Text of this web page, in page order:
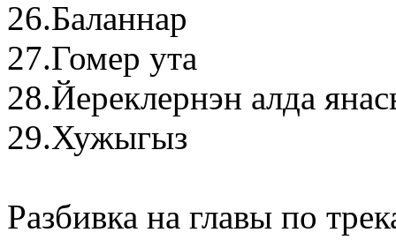
26.Баланнар
27.Гомер ута
28.Йереклернэн алда
29.Хужыгыз
Разбивка на главы по